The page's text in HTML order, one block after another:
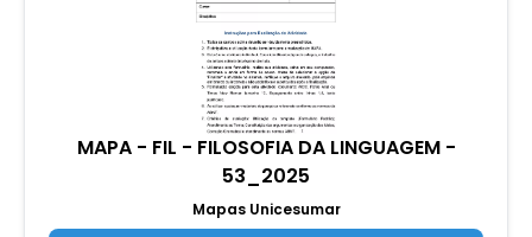
MAPA - FIL - FILOSOFIA DA LINGUAGEM -
53_2025
Mapas Unicesumar